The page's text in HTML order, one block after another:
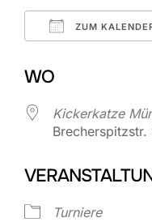
ZUM
WO
Kickerkatze
Brecherspitzstr.
Turniere